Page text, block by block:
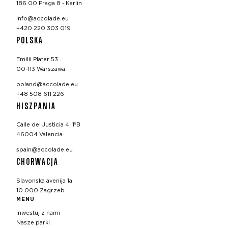
186 00 Praga 8 - Karlín
info@accolade.eu
+420 220 303 019
POLSKA
Emilii Plater 53
00-113 Warszawa
poland@accolade.eu
+48 508 611 226
HISZPANIA
Calle del Justicia 4, 1ºB
46004 Valencia
spain@accolade.eu
CHORWACJA
Slavonska avenija 1a
10 000 Zagrzeb
MENU
Inwestuj z nami
Nasze parki